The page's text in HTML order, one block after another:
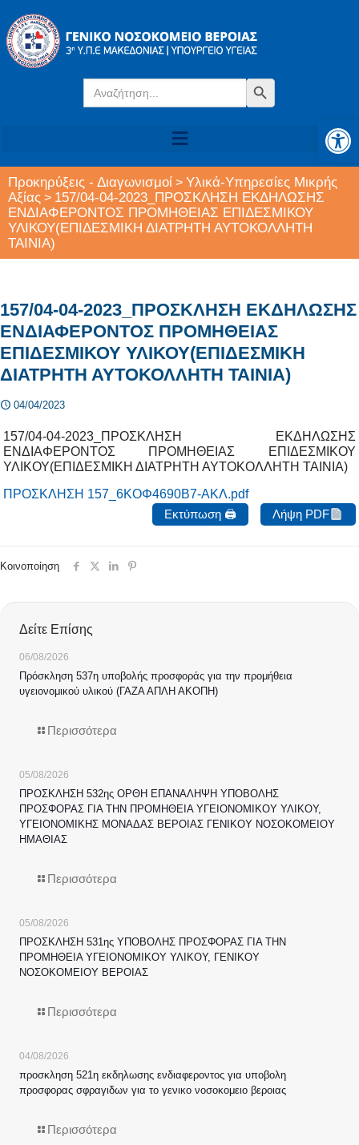
Search
for:
Search Button
Προκηρύξεις - Διαγωνισμοί > Υλικά-Υπηρεσίες Μικρής
Αξίας > 157/04-04-2023_ΠΡΟΣΚΛΗΣΗ ΕΚΔΗΛΩΣΗΣ
ΕΝΔΙΑΦΕΡΟΝΤΟΣ ΠΡΟΜΗΘΕΙΑΣ ΕΠΙΔΕΣΜΙΚΟΥ
ΥΛΙΚΟΥ(ΕΠΙΔΕΣΜΙΚΗ ΔΙΑΤΡΗΤΗ ΑΥΤΟΚΟΛΛΗΤΗ
ΤΑΙΝΙΑ)
157/04-04-2023_ΠΡΟΣΚΛΗΣΗ ΕΚΔΗΛΩΣΗΣ
ΕΝΔΙΑΦΕΡΟΝΤΟΣ ΠΡΟΜΗΘΕΙΑΣ
ΕΠΙΔΕΣΜΙΚΟΥ ΥΛΙΚΟΥ(ΕΠΙΔΕΣΜΙΚΗ
ΔΙΑΤΡΗΤΗ ΑΥΤΟΚΟΛΛΗΤΗ ΤΑΙΝΙΑ)
04/04/2023
157/04-04-2023_ΠΡΟΣΚΛΗΣΗ ΕΚΔΗΛΩΣΗΣ
ΕΝΔΙΑΦΕΡΟΝΤΟΣ ΠΡΟΜΗΘΕΙΑΣ ΕΠΙΔΕΣΜΙΚΟΥ
ΥΛΙΚΟΥ(ΕΠΙΔΕΣΜΙΚΗ ΔΙΑΤΡΗΤΗ ΑΥΤΟΚΟΛΛΗΤΗ ΤΑΙΝΙΑ)
ΠΡΟΣΚΛΗΣΗ 157_6ΚΟΦ4690Β7-ΑΚΛ.pdf
Εκτύπωση 🖨
Λήψη PDF
Κοινοποίηση
Δείτε Επίσης
06/08/2026
Πρόσκληση 537η υποβολής προσφοράς για την προμήθεια
υγειονομικού υλικού (ΓΑΖΑ ΑΠΛΗ ΑΚΟΠΗ)
Περισσότερα
05/08/2026
ΠΡΟΣΚΛΗΣΗ 532ης ΟΡΘΗ ΕΠΑΝΑΛΗΨΗ ΥΠΟΒΟΛΗΣ
ΠΡΟΣΦΟΡΑΣ ΓΙΑ ΤΗΝ ΠΡΟΜΗΘΕΙΑ ΥΓΕΙΟΝΟΜΙΚΟΥ ΥΛΙΚΟΥ,
ΥΓΕΙΟΝΟΜΙΚΗΣ ΜΟΝΑΔΑΣ ΒΕΡΟΙΑΣ ΓΕΝΙΚΟΥ ΝΟΣΟΚΟΜΕΙΟΥ
ΗΜΑΘΙΑΣ
Περισσότερα
05/08/2026
ΠΡΟΣΚΛΗΣΗ 531ης ΥΠΟΒΟΛΗΣ ΠΡΟΣΦΟΡΑΣ ΓΙΑ ΤΗΝ
ΠΡΟΜΗΘΕΙΑ ΥΓΕΙΟΝΟΜΙΚΟΥ ΥΛΙΚΟΥ, ΓΕΝΙΚΟΥ
ΝΟΣΟΚΟΜΕΙΟΥ ΒΕΡΟΙΑΣ
Περισσότερα
04/08/2026
προσκληση 521η εκδηλωσης ενδιαφεροντος για υποβολη
προσφορας σφραγιδων για το γενικο νοσοκομειο βεροιας
Περισσότερα